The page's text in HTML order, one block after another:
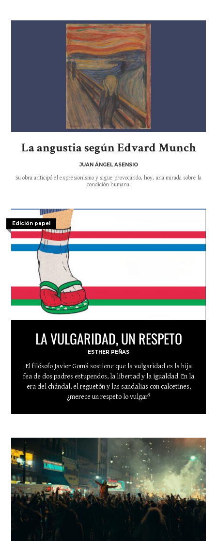
La angustia según Edvard Munch
JUAN ÁNGEL ASENSIO
Su obra anticipó el expresionismo y sigue provocando, hoy, una mirada sobre la
condición humana.
Edición papel
LA VULGARIDAD, UN RESPETO
ESTHER PEÑAS
El filósofo Javier Gomá sostiene que la vulgaridad es la hija
fea de dos padres estupendos, la libertad y la igualdad. En la
era del chándal, el reguetón y las sandalias con calcetines,
¿merece un respeto lo vulgar?